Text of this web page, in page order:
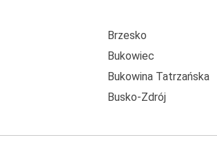
Brzesko
Bukowiec
Bukowina Tatrzańska
Busko-Zdrój